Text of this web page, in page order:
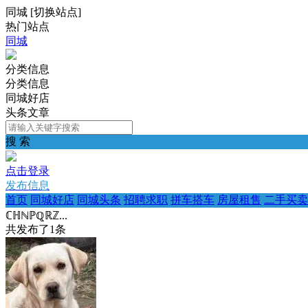
同城 [切换站点]
热门站点
同城
分类信息
分类信息
同城好店
头条文章
搜 索
点击登录
发布信息
首页 同城好店 同城头条 招聘求职 拼车搭车 房屋租售 二手买卖
ℂℍℕℙℚℝℤ...
共发布了1条